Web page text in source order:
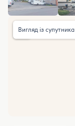
Вигляд із супутника